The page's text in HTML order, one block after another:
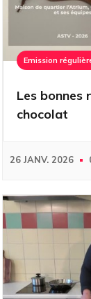
Emission
Les bonnes
chocolat
26 JANV. 2026